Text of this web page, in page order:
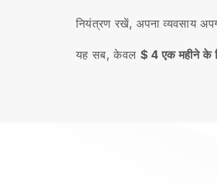
नियंत्रण रखें, अपना व्यवसाय
यह सब, केवल $ 4 एक महीने के